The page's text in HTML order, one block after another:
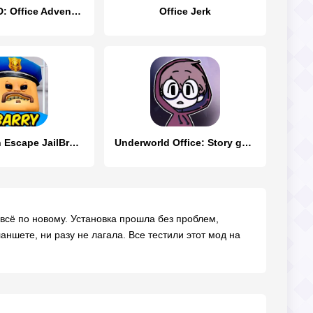
Boss Life 3D: Office Adventure Office Jerk
Barry Prison Escape JailBreak Underworld Office: Story game
по новому. Установка прошла без проблем,
ни разу не лагала. Все тестили этот мод на